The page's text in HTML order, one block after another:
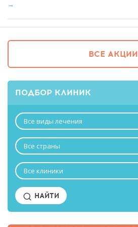
→
ВСЕ АКЦИИ
ПОДБОР КЛИНИК
Все виды лечения
Все страны
Все клиники
НАЙТИ